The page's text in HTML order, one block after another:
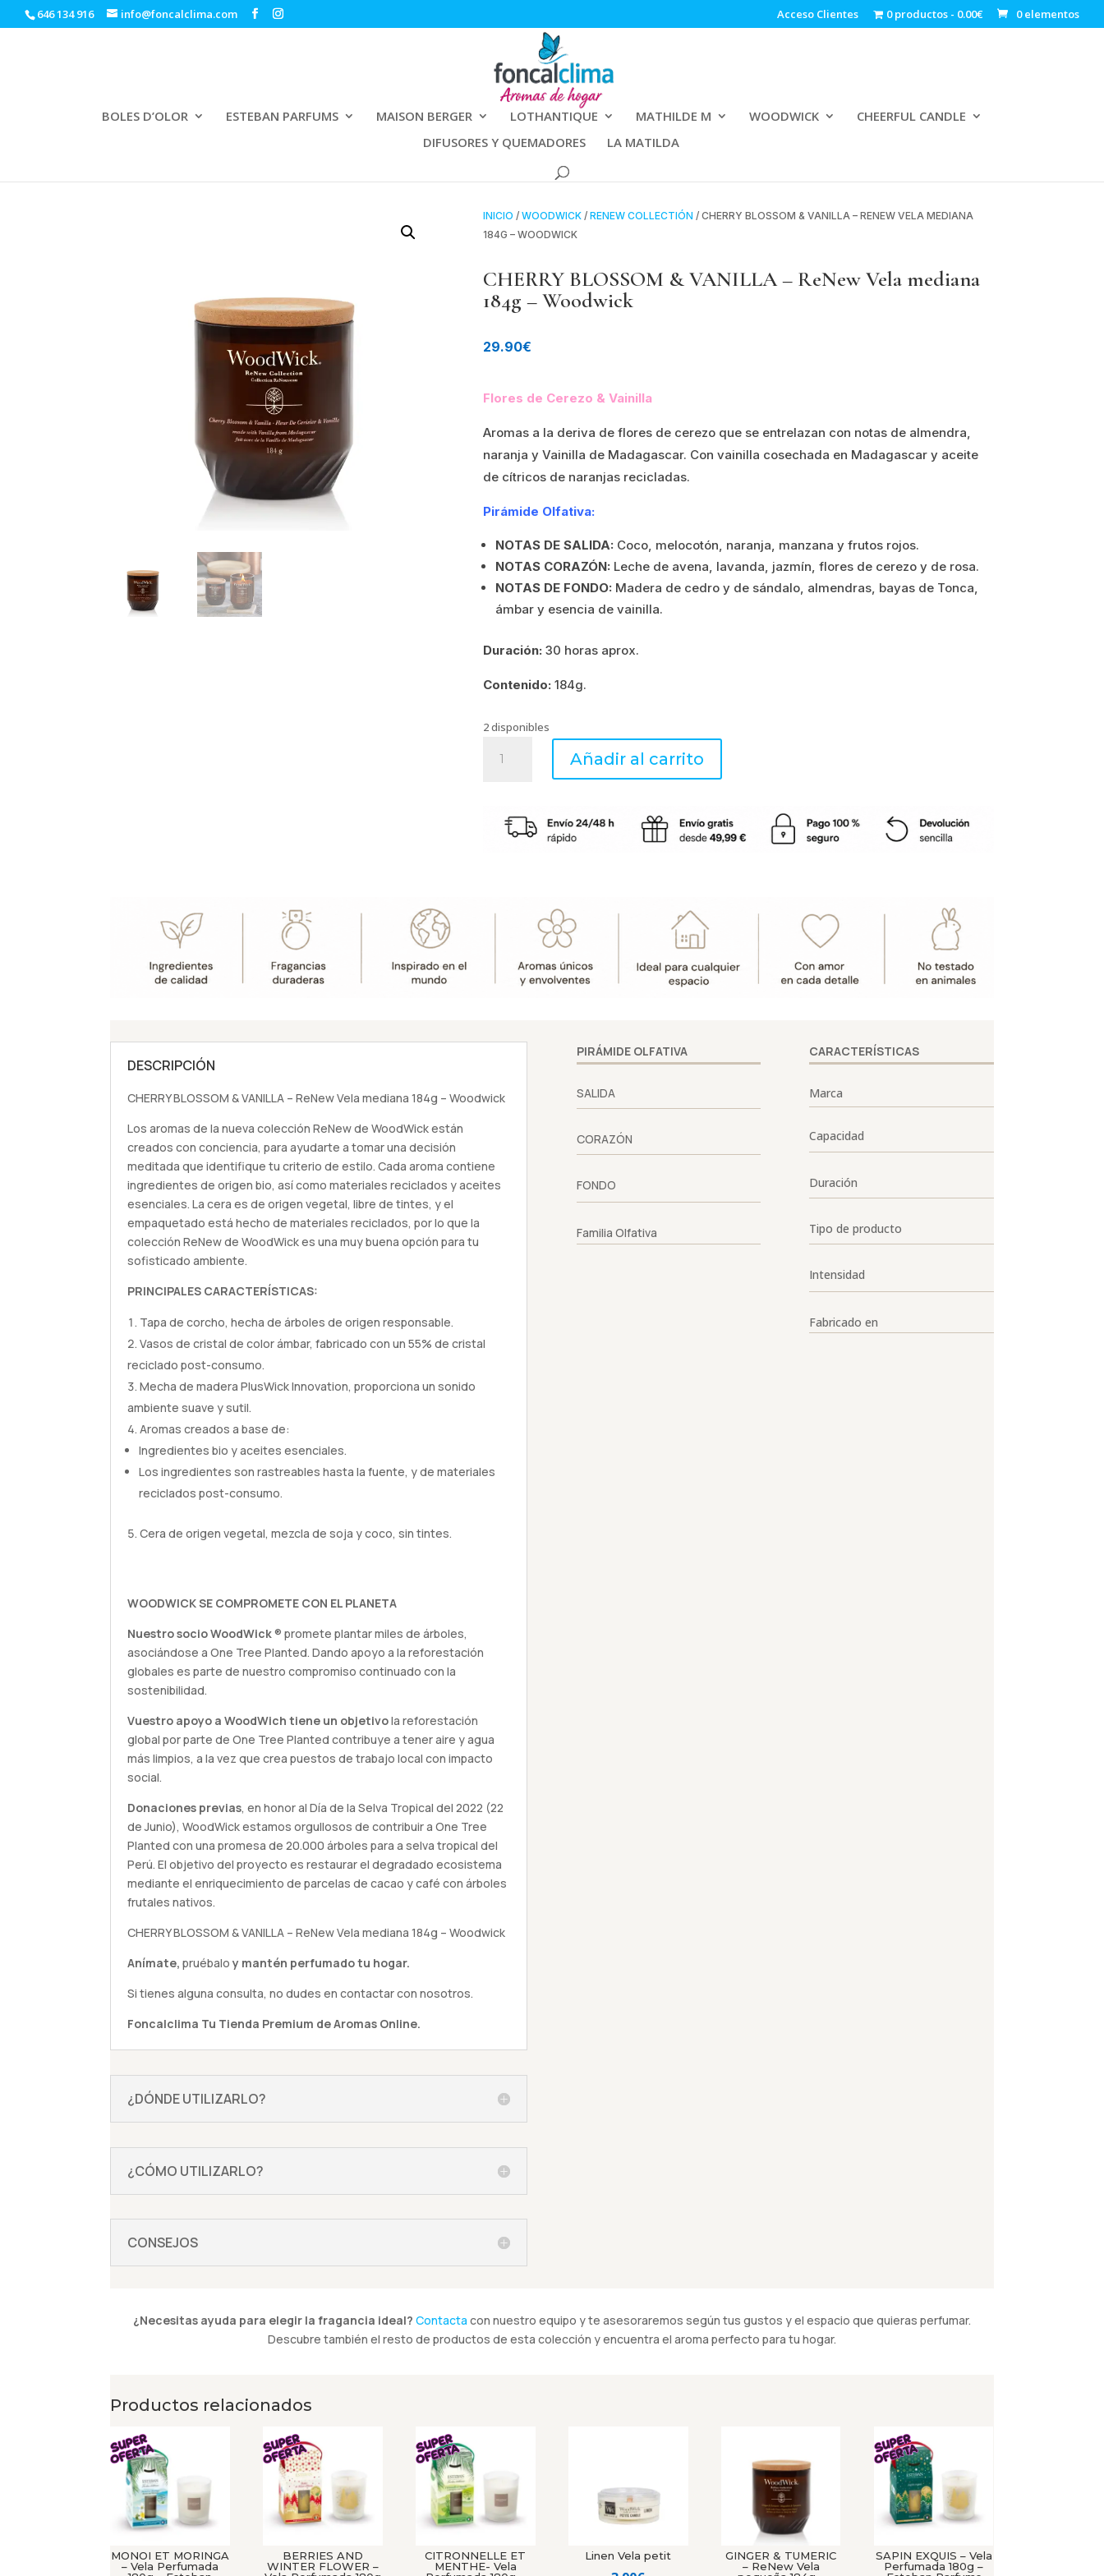
646 134 916 info@foncalclima.com Acceso Clientes 0 productos 0.00€ 0 elementos
BOLES D’OLOR ESTEBAN PARFUMS MAISON BERGER LOTHANTIQUE MATHILDE M WOODWICK
CHEERFUL CANDLE
DIFUSORES Y QUEMADORES
LA MATILDA
INICIO /WOODWICK /RENEW COLLECTIÓN / CHERRY BLOSSOM & VANILLA – RENEW VELA MEDIANA
184G – WOODWICK
CHERRY BLOSSOM & VANILLA – ReNew Vela mediana
184g – Woodwick
29.90€
Flores de Cerezo & Vainilla
Aromas a la deriva de flores de cerezo que se entrelazan con notas de almendra,
naranja y Vainilla de Madagascar. Con vainilla cosechada en Madagascar y aceite
de cítricos de naranjas recicladas.
Pirámide Olfativa:
NOTAS DE SALIDA: Coco, melocotón, naranja, manzana y frutos rojos.
NOTAS CORAZÓN: Leche de avena, lavanda, jazmín, flores de cerezo y de rosa.
NOTAS DE FONDO: Madera de cedro y de sándalo, almendras, bayas de Tonca,
ámbar y esencia de vainilla.
Duración: 30 horas aprox.
Contenido: 184g.
2 disponibles
BLOSSOM
ReNew
Woodwick
Añadir al carrito
DESCRIPCIÓN
CHERRY BLOSSOM & VANILLA – ReNew Vela mediana 184g – Woodwick
Los aromas de la nueva colección ReNew de WoodWick están
creados con conciencia, para ayudarte a tomar una decisión
meditada que identifique tu criterio de estilo. Cada aroma contiene
ingredientes de origen bio, así como materiales reciclados y aceites
esenciales. La cera es de origen vegetal, libre de tintes, y el
empaquetado está hecho de materiales reciclados, por lo que la
colección ReNew de WoodWick es una muy buena opción para tu
sofisticado ambiente.
PRINCIPALES CARACTERÍSTICAS:
Tapa de corcho, hecha de árboles de origen responsable.
Vasos de cristal de color ámbar, fabricado con un 55% de cristal
reciclado post-consumo.
Mecha de madera PlusWick Innovation, proporciona un sonido
ambiente suave y sutil.
Aromas creados a base de:
Ingredientes bio y aceites esenciales.
Los ingredientes son rastreables hasta la fuente, y de materiales
reciclados post-consumo.
Cera de origen vegetal, mezcla de soja y coco, sin tintes.
WOODWICK SE COMPROMETE CON EL PLANETA
Nuestro socio WoodWick® promete plantar miles de árboles,
asociándose a One Tree Planted. Dando apoyo a la reforestación
globales es parte de nuestro compromiso continuado con la
sostenibilidad.
Vuestro apoyo a WoodWich tiene un objetivola reforestación
global por parte de One Tree Planted contribuye a tener aire y agua
más limpios, a la vez que crea puestos de trabajo local con impacto
social.
Donaciones previas, en honor al Día de la Selva Tropical del 2022 (22
de Junio), WoodWick estamos orgullosos de contribuir a One Tree
Planted con una promesa de 20.000 árboles para a selva tropical del
Perú. El objetivo del proyecto es restaurar el degradado ecosistema
mediante el enriquecimiento de parcelas de cacao y café con árboles
frutales nativos.
CHERRY BLOSSOM & VANILLA – ReNew Vela mediana 184g – Woodwick
Anímate,pruébalo y mantén perfumado tu hogar.
Si tienes algunaconsulta, no dudes en contactar con nosotros.
Foncalclima Tu Tienda Premium de Aromas Online.
¿DÓNDE UTILIZARLO?
¿CÓMO UTILIZARLO?
CONSEJOS
PIRÁMIDE OLFATIVA
SALIDA
CORAZÓN
FONDO
Familia Olfativa
CARACTERÍSTICAS
Marca
Capacidad
Duración
Tipo de producto
Intensidad
Fabricado en
¿Necesitas ayuda para elegir la fragancia ideal? Contacta con nuestro equipo y te asesoraremos según tus gustos y el espacio que quieras perfumar.
Descubre también el resto de productos de esta colección y encuentra el aroma perfecto para tu hogar.
Productos relacionados
MONOI ET MORINGA
– Vela Perfumada
BERRIES AND
WINTER FLOWER –
CITRONNELLE ET
MENTHE- Vela
Linen Vela petit
GINGER & TUMERIC
– ReNew Vela
SAPIN EXQUIS – Vela
Perfumada 180g –